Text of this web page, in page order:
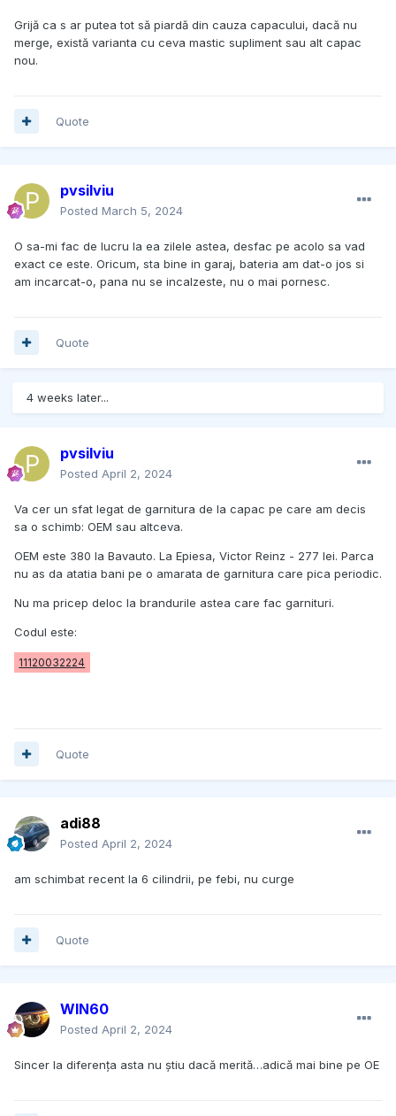
Grijă ca s ar putea tot să piardă din cauza capacului, dacă nu
merge, există varianta cu ceva mastic supliment sau alt capac
nou.
Quote
pvsilviu
Posted March 5, 2024
O sa-mi fac de lucru la ea zilele astea, desfac pe acolo sa vad
exact ce este. Oricum, sta bine in garaj, bateria am dat-o jos si
am incarcat-o, pana nu se incalzeste, nu o mai pornesc.
Quote
4 weeks later...
pvsilviu
Posted April 2, 2024
Va cer un sfat legat de garnitura de la capac pe care am decis
sa o schimb: OEM sau altceva.
OEM este 380 la Bavauto. La Epiesa, Victor Reinz - 277 lei. Parca
nu as da atatia bani pe o amarata de garnitura care pica periodic.
Nu ma pricep deloc la brandurile astea care fac garnituri.
Codul este:
11120032224
Quote
adi88
Posted April 2, 2024
am schimbat recent la 6 cilindrii, pe febi, nu curge
Quote
WIN60
Posted April 2, 2024
Sincer la diferența asta nu știu dacă merită…adică mai bine pe OE